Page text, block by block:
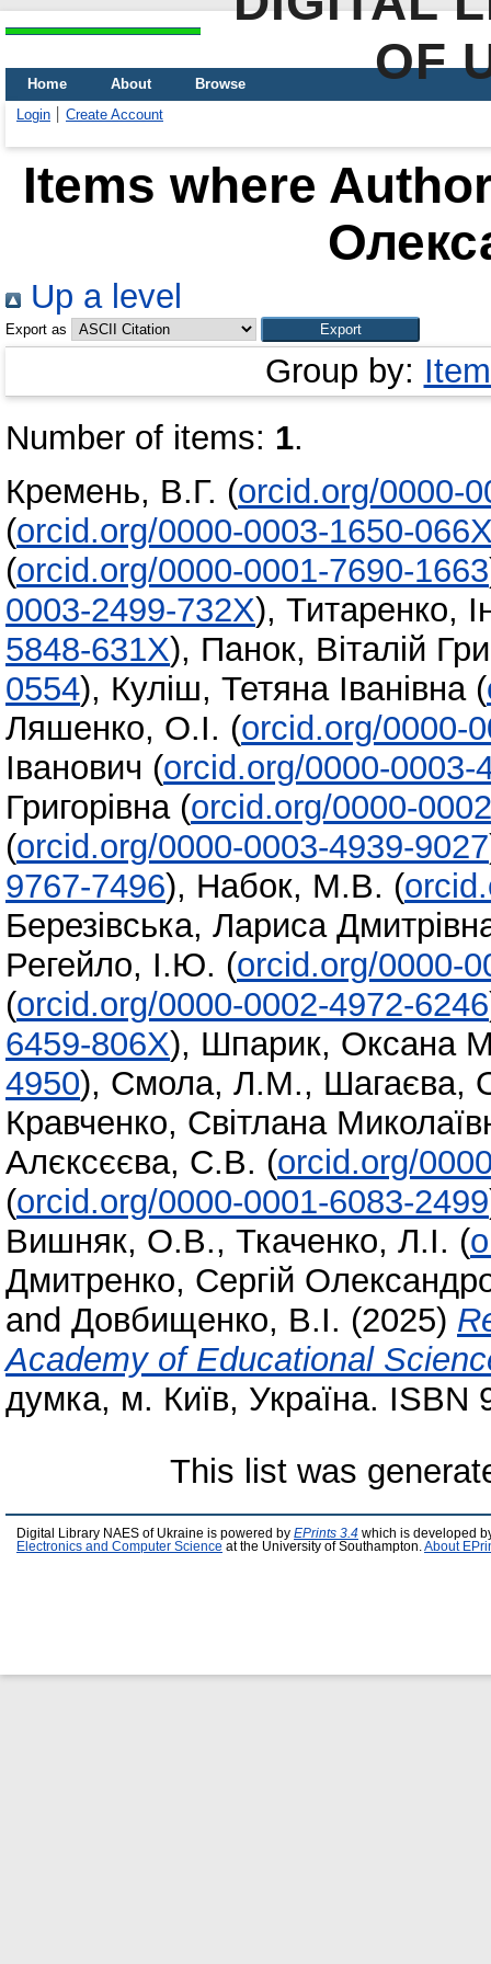
OF
Home About
Browse
Login
Create Account
Items where
Up a level
Export as
Group by:
Number of items: 1.
Кремень, В.Г. (orcid.org/0000-
(orcid.org/0000-0003-1650-
(orcid.org/0000-0001-7690-1663
0003-2499-732X), Титаренко,
5848-631X), Панок, Віталій
0554), Куліш, Тетяна Іванівна (
Ляшенко, О.І. (orcid.org/0000-
Іванович (orcid.org/0000-0003-
Григорівна (orcid.org/0000-
(orcid.org/0000-0003-4939-9027
9767-7496), Набок, М.В. (
Березівська, Лариса
Регейло, І.Ю. (orcid.org/0000-
(orcid.org/0000-0002-4972-6246
6459-806X), Шпарик, Оксана
4950), Смола, Л.М., Шагаєва,
Кравченко, Світлана
Алєксєєва, С.В. (orcid.org/
(orcid.org/0000-0001-6083-2499
Вишняк, О.В., Ткаченко, Л.І. (
Дмитренко, Сергій
and Довбищенко, В.І. (2025)
Academy of Educational
думка, м. Київ, Україна. ISBN
This list was
Digital Library NAES of Ukraine is powered by EPrints 3.4 which is developed
Electronics and Computer Science at the University of Southampton. About